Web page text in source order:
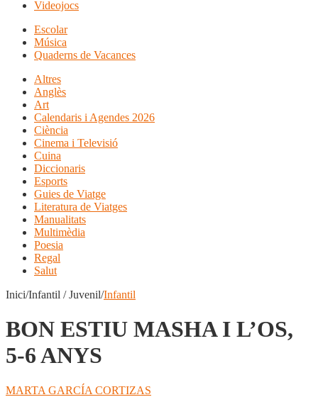
Videojocs
Escolar
Música
Quaderns de Vacances
Altres
Anglès
Art
Calendaris i Agendes 2026
Ciència
Cinema i Televisió
Cuina
Diccionaris
Esports
Guies de Viatge
Literatura de Viatges
Manualitats
Multimèdia
Poesia
Regal
Salut
Inici/Infantil / Juvenil/Infantil
BON ESTIU MASHA I L’OS,
5-6 ANYS
MARTA GARCÍA CORTIZAS